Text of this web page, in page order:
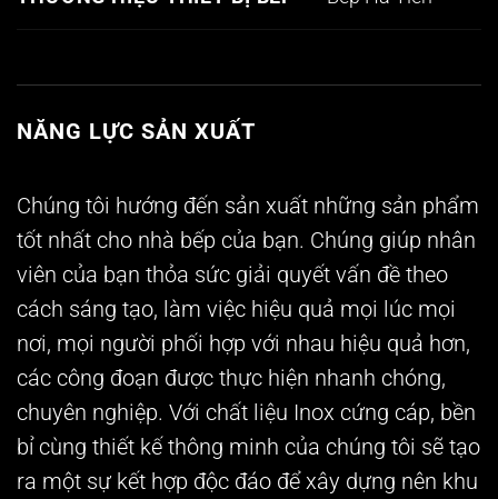
NĂNG LỰC SẢN XUẤT
Chúng tôi hướng đến sản xuất những sản phẩm
tốt nhất cho nhà bếp của bạn. Chúng giúp nhân
viên của bạn thỏa sức giải quyết vấn đề theo
cách sáng tạo, làm việc hiệu quả mọi lúc mọi
nơi, mọi người phối hợp với nhau hiệu quả hơn,
các công đoạn được thực hiện nhanh chóng,
chuyên nghiệp. Với chất liệu Inox cứng cáp, bền
bỉ cùng thiết kế thông minh của chúng tôi sẽ tạo
ra một sự kết hợp độc đáo để xây dựng nên khu